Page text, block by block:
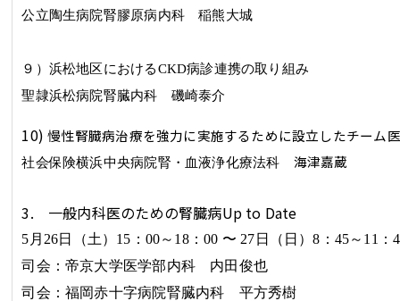
公立陶生病院腎膠原病内科 稲熊大城
９）浜松地区におけるCKD病診連携の取り組み
聖隷浜松病院腎臓内科 磯崎泰介
10)慢性腎臓病治療を強力に実施するために設立したチーム
社会保険横浜中央病院腎・血液浄化療法科 海津嘉蔵
3. 一般内科医のための腎臓病Up to Date
5 月 26日（土）15：00～18：00 〜 27 日（日）8：45～11：
司会：帝京大学医学部内科 内田俊也
司会：福岡赤十字病院腎臓内科 平方秀樹